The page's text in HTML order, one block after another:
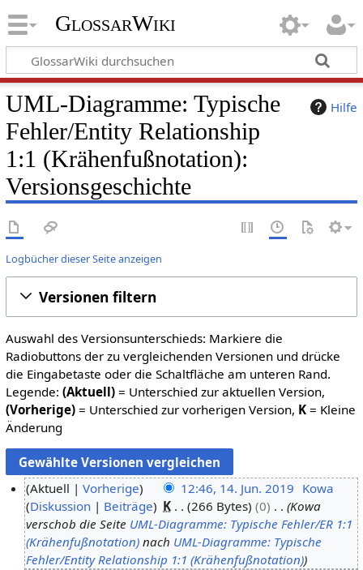
GlossarWiki
Hilfe
UML-Diagramme: Typische
Fehler/Entity Relationship
1:1 (Krähenfußnotation):
Versionsgeschichte
Logbücher dieser Seite anzeigen
Versionen filtern
Auswahl des Versionsunterschieds: Markiere die
Radiobuttons der zu vergleichenden Versionen und drücke
die Eingabetaste oder die Schaltfläche am unteren Rand.
Legende: (Aktuell)= Unterschied zur aktuellen Version,
(Vorherige)= Unterschied zur vorherigen Version, K= Kleine
Änderung
Aktuell Vorherige 12:46, 14. Jun. 2019 Kowa
Diskussion
Beiträge K 266 Bytes 0
Kowa
verschob die Seite UML-Diagramme: Typische Fehler/ER 1:1
(Krähenfußnotation) nach UML-Diagramme: Typische
Fehler/Entity Relationship 1:1 (Krähenfußnotation)